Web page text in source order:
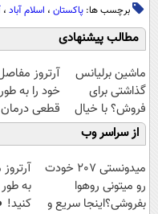
برچسب ها: پاکستان ، اسلام آباد ،
مطالب پیشنهادی
ماشین برلیانس
گذاشتی برای
فروش؟ با خیال
راحت بفروش
آرتروز
خود را به طور
قطعی درمان
کنید!
از سراسر وب
میدونستی 207 خودت
رو میتونی روهوا
بفروشی؟اینجا سریع و
به
کنید!